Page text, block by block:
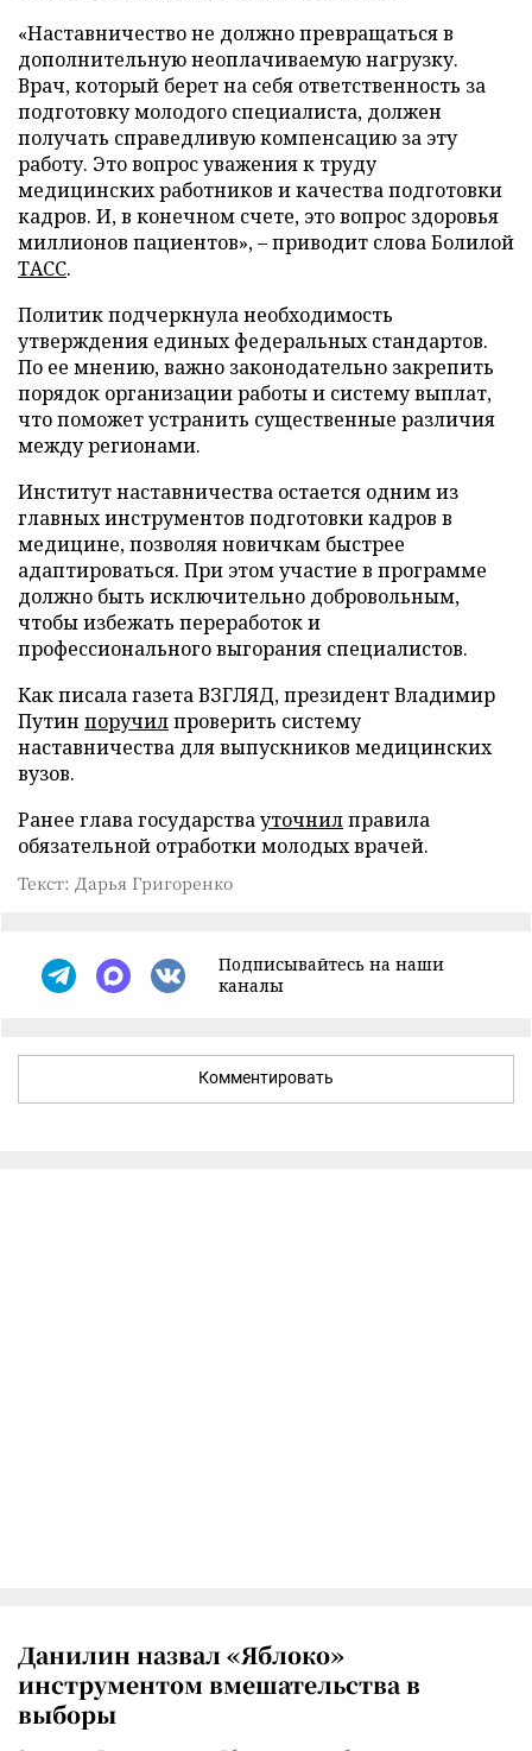
«Наставничество не должно превращаться в
дополнительную неоплачиваемую нагрузку.
Врач, который берет на себя ответственность за
подготовку молодого специалиста, должен
получать справедливую компенсацию за эту
работу. Это вопрос уважения к труду
медицинских работников и качества подготовки
кадров. И, в конечном счете, это вопрос здоровья
миллионов пациентов», – приводит слова Болилой
ТАСС.
Политик подчеркнула необходимость
утверждения единых федеральных стандартов.
По ее мнению, важно законодательно закрепить
порядок организации работы и систему выплат,
что поможет устранить существенные различия
между регионами.
Институт наставничества остается одним из
главных инструментов подготовки кадров в
медицине, позволяя новичкам быстрее
адаптироваться. При этом участие в программе
должно быть исключительно добровольным,
чтобы избежать переработок и
профессионального выгорания специалистов.
Как писала газета ВЗГЛЯД, президент Владимир
Путин поручилпроверить систему
наставничества для выпускников медицинских
вузов.
Ранее глава государствауточнилправила
обязательной отработки молодых врачей.
Текст: Дарья Григоренко
Подписывайтесь на наши
каналы
Комментировать
Данилин назвал «Яблоко»
инструментом вмешательства в
выборы